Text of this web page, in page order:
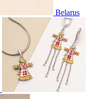
Belarus